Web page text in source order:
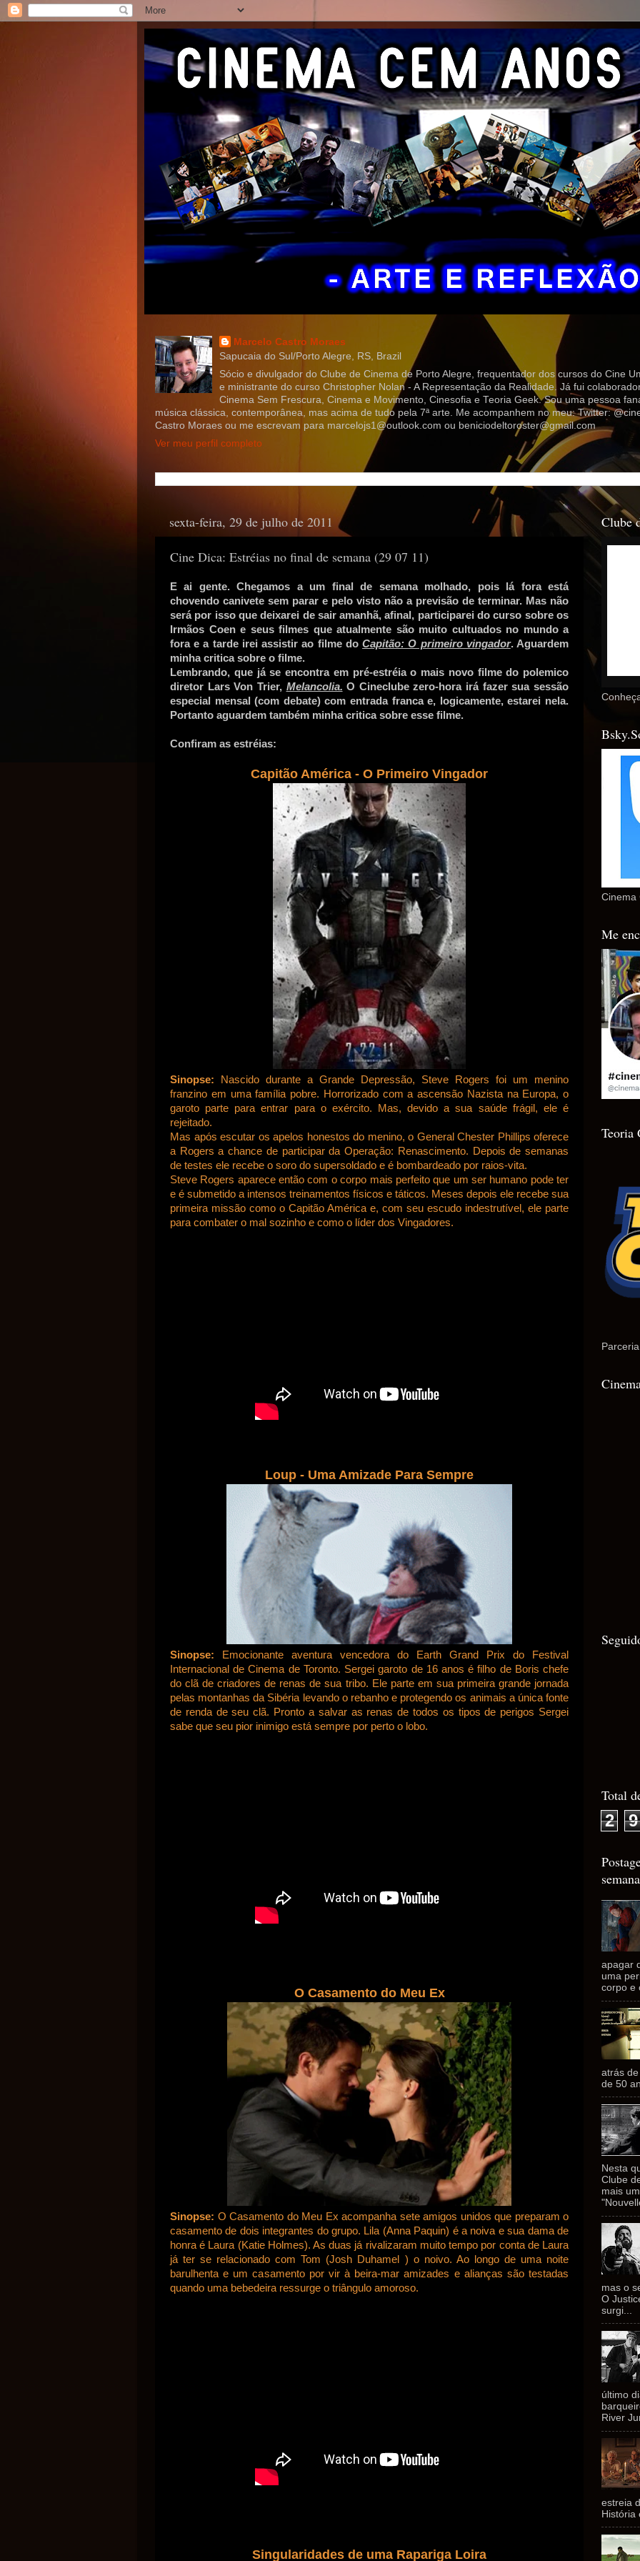
Marcelo Castro Moraes
Sapucaia do Sul/Porto Alegre, RS, Brazil
Sócio e divulgador do Clube de Cinema de Porto Alegre, frequentador dos cursos do Cine
e ministrante do curso Christopher Nolan - A Representação da Realidade. Já fui
Cinema Sem Frescura, Cinema e Movimento, Cinesofia e Teoria Geek. Sou uma pessoa
música clássica, contemporânea, mas acima de tudo pela 7ª arte. Me acompanhem no meu: Twitter:
Castro Moraes ou me escrevam para marcelojs1@outlook.com ou beniciodeltoroster@gmail.com
Ver meu perfil completo
sexta-feira, 29 de julho de 2011
Cine Dica: Estréias no final de semana (29 07 11)
E ai gente. Chegamos a um final de semana molhado, pois lá fora está
chovendo canivete sem parar e pelo visto não a previsão de terminar. Mas não
será por isso que deixarei de sair amanhã, afinal, participarei do curso sobre os
Irmãos Coen e seus filmes que atualmente são muito cultuados no mundo a
fora e a tarde irei assistir ao filme doCapitão: O primeiro vingador. Aguardem
minha critica sobre o filme.
Lembrando, que já se encontra em pré-estréia o mais novo filme do polemico
diretor Lars Von Trier, Melancolia. O Cineclube zero-hora irá fazer sua sessão
especial mensal (com debate) com entrada franca e, logicamente, estarei nela.
Portanto aguardem também minha critica sobre esse filme.
Confiram as estréias:
Capitão América - O Primeiro Vingador
Sinopse: Nascido durante a Grande Depressão, Steve Rogers foi um menino
franzino em uma família pobre. Horrorizado com a ascensão Nazista na Europa, o
garoto parte para entrar para o exército. Mas, devido a sua saúde frágil, ele é
rejeitado.
Mas após escutar os apelos honestos do menino, o General Chester Phillips oferece
a Rogers a chance de participar da Operação: Renascimento. Depois de semanas
de testes ele recebe o soro do supersoldado e é bombardeado por raios-vita.
Steve Rogers aparece então com o corpo mais perfeito que um ser humano pode ter
e é submetido a intensos treinamentos físicos e táticos. Meses depois ele recebe sua
primeira missão como o Capitão América e, com seu escudo indestrutível, ele parte
para combater o mal sozinho e como o líder dos Vingadores.
Loup - Uma Amizade Para Sempre
Sinopse: Emocionante aventura vencedora do Earth Grand Prix do Festival
Internacional de Cinema de Toronto. Sergei garoto de 16 anos é filho de Boris chefe
do clã de criadores de renas de sua tribo. Ele parte em sua primeira grande jornada
pelas montanhas da Sibéria levando o rebanho e protegendo os animais a única fonte
de renda de seu clã. Pronto a salvar as renas de todos os tipos de perigos Sergei
sabe que seu pior inimigo está sempre por perto o lobo.
O Casamento do Meu Ex
Sinopse: O Casamento do Meu Ex acompanha sete amigos unidos que preparam o
casamento de dois integrantes do grupo. Lila (Anna Paquin) é a noiva e sua dama de
honra é Laura (Katie Holmes). As duas já rivalizaram muito tempo por conta de Laura
já ter se relacionado com Tom (Josh Duhamel ) o noivo. Ao longo de uma noite
barulhenta e um casamento por vir à beira-mar amizades e alianças são testadas
quando uma bebedeira ressurge o triângulo amoroso.
Singularidades de uma Rapariga Loira
Clube
Cinema
Me
Teoria
Total
2 9
apagar
uma
corpo e
atrás
de 50
Nesta
Clube
mais
mas o
O
surgi...
último
River
estreia
História